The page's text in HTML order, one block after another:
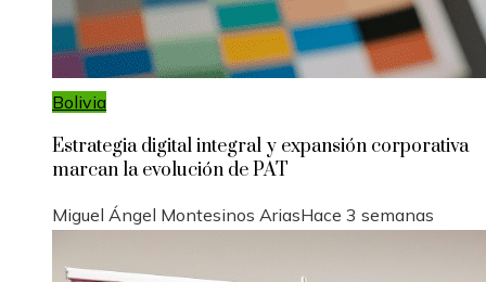
Bolivia
Estrategia digital integral y expansión corporativa
marcan la evolución de PAT
Miguel Ángel Montesinos AriasHace 3 semanas